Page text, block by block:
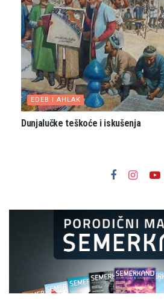
EDEB I AHLAK
Dunjalučke teškoće i iskušenja